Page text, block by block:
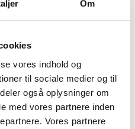
Om
vores indhold og
til sociale medier og til
også oplysninger om
med vores partnere inden
Vores partnere
for de behov og
disse kan variere og være
også nogle tendenser i
når det gælder lige fra
til boligtype og